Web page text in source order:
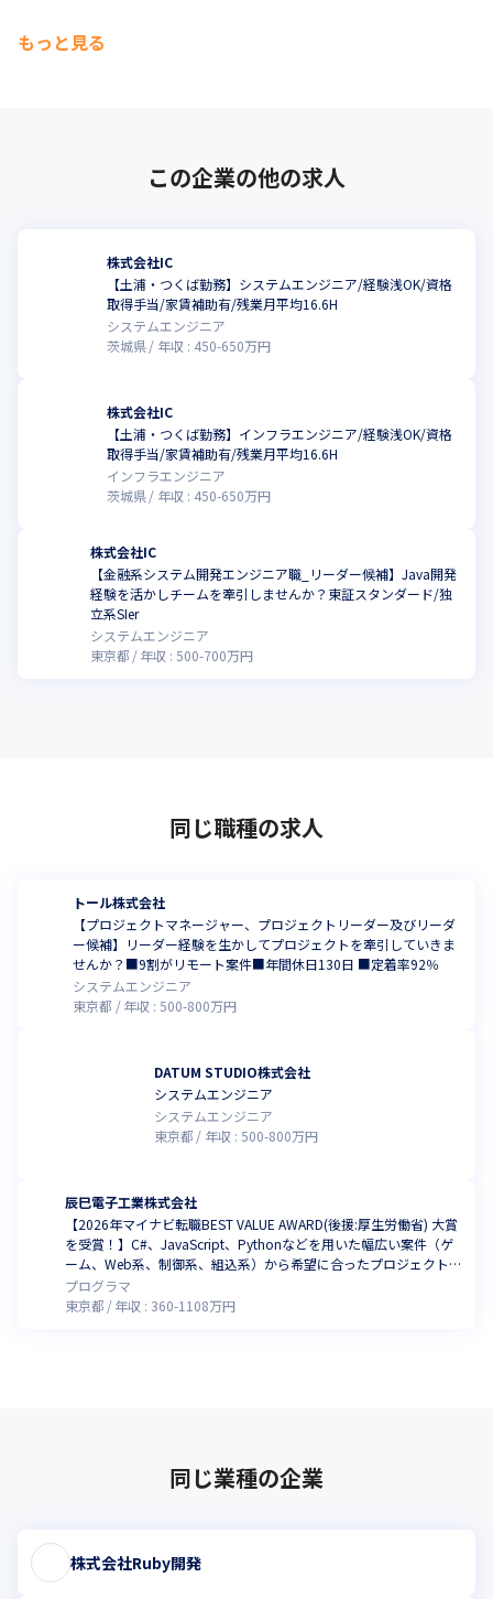
もっと見る
この企業の他の求人
株式会社IC
【土浦・つくば勤務】システムエンジニア/経験浅OK/資格
取得手当/家賃補助有/残業月平均16.6H
システムエンジニア
茨城県
年収 : 450-650万円
株式会社IC
【土浦・つくば勤務】インフラエンジニア/経験浅OK/資格
取得手当/家賃補助有/残業月平均16.6H
インフラエンジニア
茨城県
年収 : 450-650万円
株式会社IC
【金融系システム開発エンジニア職_リーダー候補】Java開発
経験を活かしチームを牽引しませんか？東証スタンダード/独
立系SIer
システムエンジニア
東京都
年収 :500-700万円
同じ職種の求人
トール株式会社
【プロジェクトマネージャー、プロジェクトリーダー及びリーダ
ー候補】リーダー経験を生かしてプロジェクトを牽引していきま
せんか？■9割がリモート案件■年間休日130日 ■定着率92％
システムエンジニア
東京都
年収 :500-800万円
DATUM STUDIO株式会社
システムエンジニア
システムエンジニア
東京都
年収 : 500-800万円
辰巳電子工業株式会社
【2026年マイナビ転職BEST VALUE AWARD(後援:厚生労働省) 大賞
を受賞！】C#、JavaScript、Pythonなどを用いた幅広い案件（ゲ
ーム、Web系、制御系、組込系）から希望に合ったプロジェクトを
お任せ！／前職年収保証！（2025年1月時点）
プログラマ
東京都
年収 : 360-1108万円
同じ業種の企業
株式会社Ruby開発